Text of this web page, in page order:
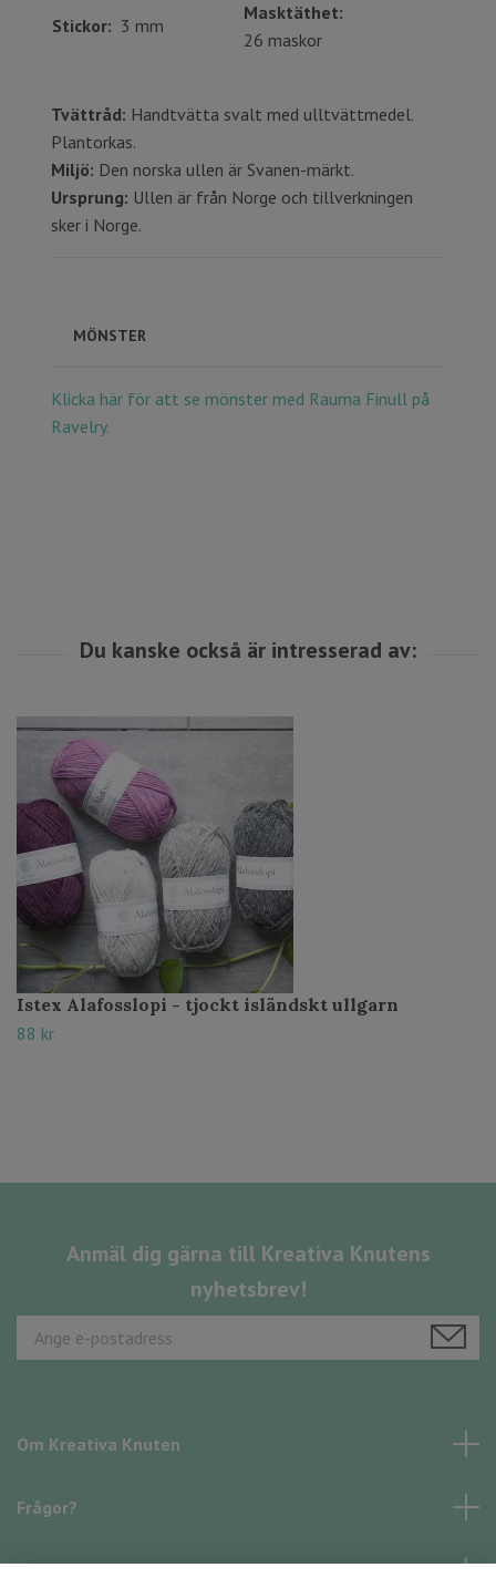
Stickor: 3 mm
Masktäthet:
26 maskor
Tvättråd: Handtvätta svalt med ulltvättmedel.
Plantorkas.
Miljö: Den norska ullen är Svanen-märkt.
Ursprung: Ullen är från Norge och tillverkningen
sker i Norge.
MÖNSTER
Klicka här för att se mönster med Rauma Finull på
Ravelry.
Istex Alafosslopi - tjockt isländskt ullgarn
88 kr
Anmäl dig gärna till Kreativa Knutens
nyhetsbrev!
Om Kreativa Knuten
Frågor?
Läs mer